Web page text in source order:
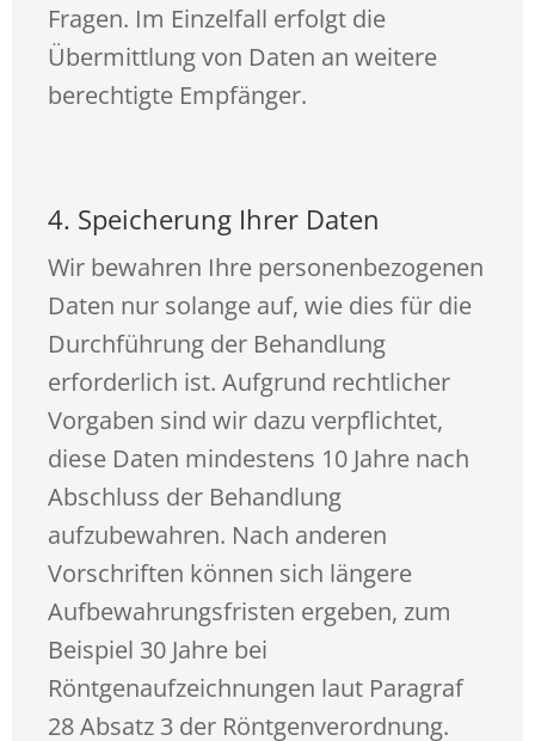
Fragen. Im Einzelfall erfolgt die
Übermittlung von Daten an weitere
berechtigte Empfänger.
4. Speicherung Ihrer Daten
Wir bewahren Ihre personenbezogenen
Daten nur solange auf, wie dies für die
Durchführung der Behandlung
erforderlich ist. Aufgrund rechtlicher
Vorgaben sind wir dazu verpflichtet,
diese Daten mindestens 10 Jahre nach
Abschluss der Behandlung
aufzubewahren. Nach anderen
Vorschriften können sich längere
Aufbewahrungsfristen ergeben, zum
Beispiel 30 Jahre bei
Röntgenaufzeichnungen laut Paragraf
28 Absatz 3 der Röntgenverordnung.